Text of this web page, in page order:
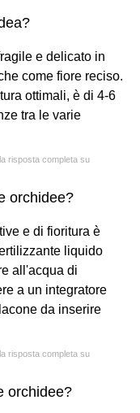
e delicato in
come fiore reciso.
ottimali, è di 4-6
tra le varie
risposta completa su
orchidee?
e di fioritura è
liquido
all'acqua di
a un integratore
da inserire
risposta completa su
orchidee?